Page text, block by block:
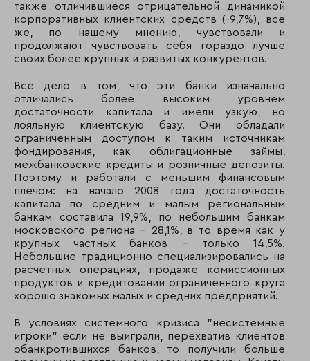
также отличившиеся отрицательной динамикой
корпоративных клиентских средств (-9,7%), все
же, по нашему мнению, чувствовали и
продолжают чувствовать себя гораздо лучше
своих более крупных и развитых конкурентов.
Все дело в том, что эти банки изначально
отличались более высоким уровнем
достаточности капитала и имели узкую, но
лояльную клиентскую базу. Они обладали
ограниченным доступом к таким источникам
фондирования, как облигационные займы,
межбанковские кредиты и розничные депозиты.
Поэтому и работали с меньшим финансовым
плечом: на начало 2008 года достаточность
капитала по средним и малым региональным
банкам составила 19,9%, по небольшим банкам
московского региона – 28,1%, в то время как у
крупных частных банков - только 14,5%.
Небольшие традиционно специализировались на
расчетных операциях, продаже комиссионных
продуктов и кредитовании ограниченного круга
хорошо знакомых малых и средних предприятий.
В условиях системного кризиса "несистемные
игроки" если не выиграли, перехватив клиентов
обанкротившихся банков, то получили больше